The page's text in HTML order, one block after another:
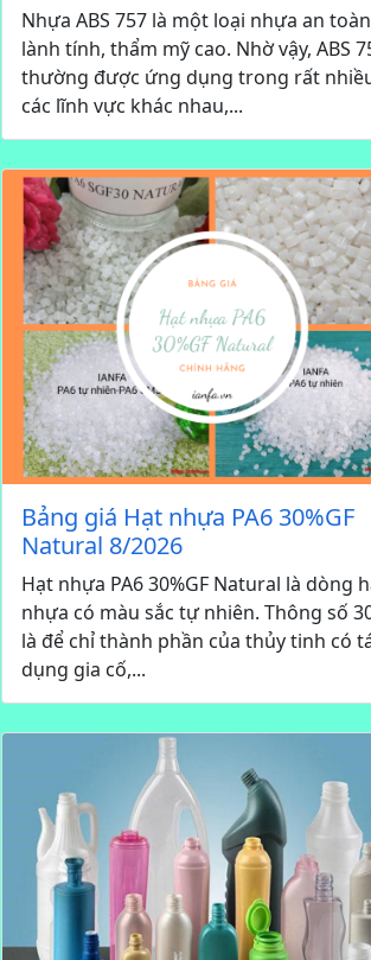
Nhựa ABS 757 là một loại nhựa an
lành tính, thẩm mỹ cao. Nhờ vậy, ABS
thường được ứng dụng trong rất
các lĩnh vực khác nhau,...
Bảng giá Hạt nhựa PA6 30%GF
Natural 8/2026
Hạt nhựa PA6 30%GF Natural là dòng
nhựa có màu sắc tự nhiên. Thông số
là để chỉ thành phần của thủy tinh có
dụng gia cố,...